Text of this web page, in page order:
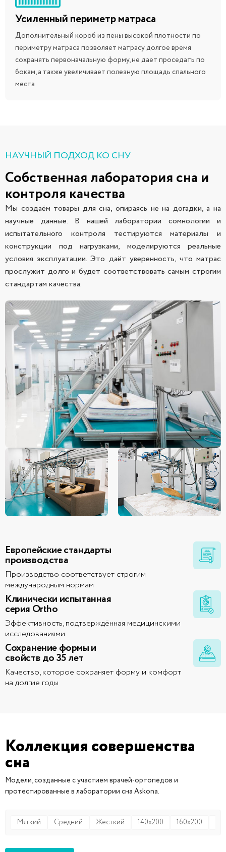
Усиленный периметр матраса
Дополнительный короб из пены высокой плотности по
периметру матраса позволяет матрасу долгое время
сохранять первоначальную форму, не дает проседать по
бокам, а также увеличивает полезную площадь спального
места
НАУЧНЫЙ ПОДХОД КО СНУ
Собственная лаборатория сна и
контроля качества
Мы создаём товары для сна, опираясь не на догадки, а на
научные данные. В нашей лаборатории сомнологии и
испытательного контроля тестируются материалы и
конструкции под нагрузками, моделируются реальные
условия эксплуатации. Это даёт уверенность, что матрас
прослужит долго и будет соответствовать самым строгим
стандартам качества.
Европейские стандарты
производства
Производство соответствует строгим
международным нормам
Клинически испытанная
серия Ortho
Эффективность, подтверждённая медицинскими
исследованиями
Сохранение формы и
свойств до 35 лет
Качество, которое сохраняет форму и комфорт
на долгие годы
Коллекция совершенства
сна
Модели, созданные с участием врачей-ортопедов и
протестированные в лаборатории сна Askona.
Мягкий Средний Жесткий 140x200 160x200